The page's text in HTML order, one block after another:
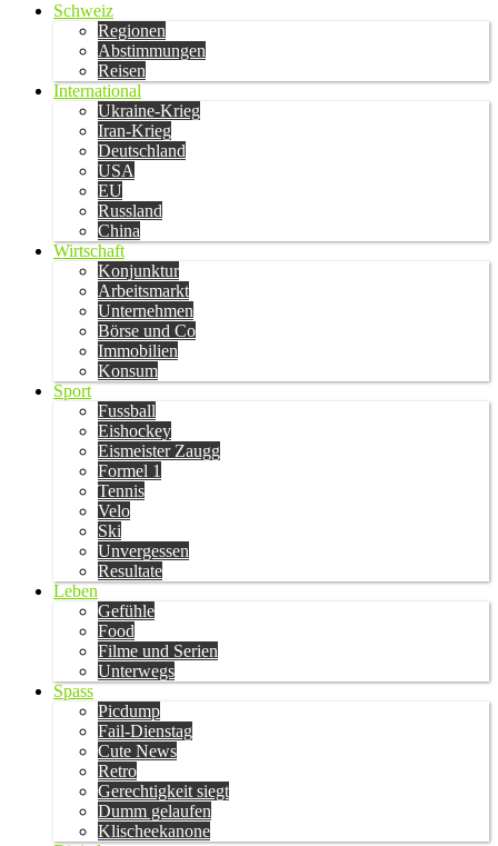
Schweiz
Regionen
Abstimmungen
Reisen
International
Ukraine-Krieg
Iran-Krieg
Deutschland
USA
EU
Russland
China
Wirtschaft
Konjunktur
Arbeitsmarkt
Unternehmen
Börse und Co
Immobilien
Konsum
Sport
Fussball
Eishockey
Eismeister Zaugg
Formel 1
Tennis
Velo
Ski
Unvergessen
Resultate
Leben
Gefühle
Food
Filme und Serien
Unterwegs
Spass
Picdump
Fail-Dienstag
Cute News
Retro
Gerechtigkeit siegt
Dumm gelaufen
Klischeekanone